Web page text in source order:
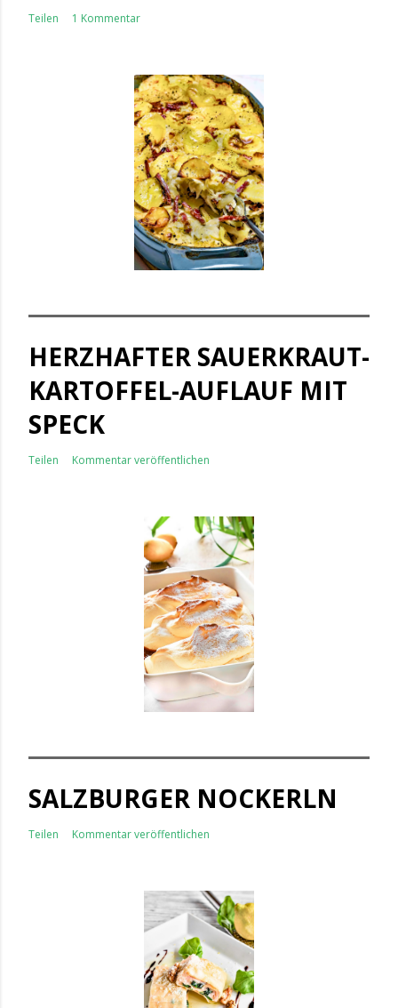
Teilen 1 Kommentar
HERZHAFTER SAUERKRAUT-
KARTOFFEL-AUFLAUF MIT
SPECK
Teilen Kommentar veröffentlichen
SALZBURGER NOCKERLN
Teilen Kommentar veröffentlichen